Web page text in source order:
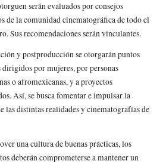
serán evaluados por consejos
de la comunidad cinematográfica de todo el
Sus recomendaciones serán vinculantes.
y postproducción se otorgarán puntos
por mujeres, por personas
o afromexicanas, y a proyectos
Así, se busca fomentar e impulsar la
las distintas realidades y cinematografías de
una cultura de buenas prácticas, los
deberán comprometerse a mantener un